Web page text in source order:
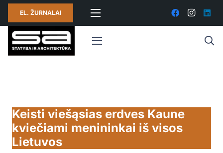
EL. ŽURNALAI
Keisti viešąsias erdves Kaune
kviečiami menininkai iš visos
Lietuvos